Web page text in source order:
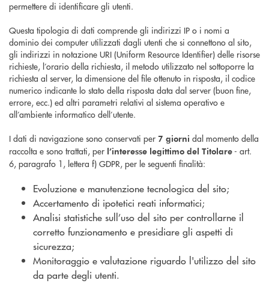
permettere di identificare gli utenti.
Questa tipologia di dati comprende gli indirizzi IP o i nomi a
dominio dei computer utilizzati dagli utenti che si connettono al sito,
gli indirizzi in notazione URI (Uniform Resource Identifier) delle risorse
richieste, l’orario della richiesta, il metodo utilizzato nel sottoporre la
richiesta al server, la dimensione del file ottenuto in risposta, il codice
numerico indicante lo stato della risposta data dal server (buon fine,
errore, ecc.) ed altri parametri relativi al sistema operativo e
all’ambiente informatico dell’utente.
I dati di navigazione sono conservati per 7 giorni dal momento della
raccolta e sono trattati, per l’interesse legittimo del Titolare- art.
6, paragrafo 1, lettera f) GDPR, per le seguenti finalità:
Evoluzione e manutenzione tecnologica del sito;
Accertamento di ipotetici reati informatici;
Analisi statistiche sull’uso del sito per controllarne il
corretto funzionamento e presidiare gli aspetti di
sicurezza;
Monitoraggio e valutazione riguardo l'utilizzo del sito
da parte degli utenti.